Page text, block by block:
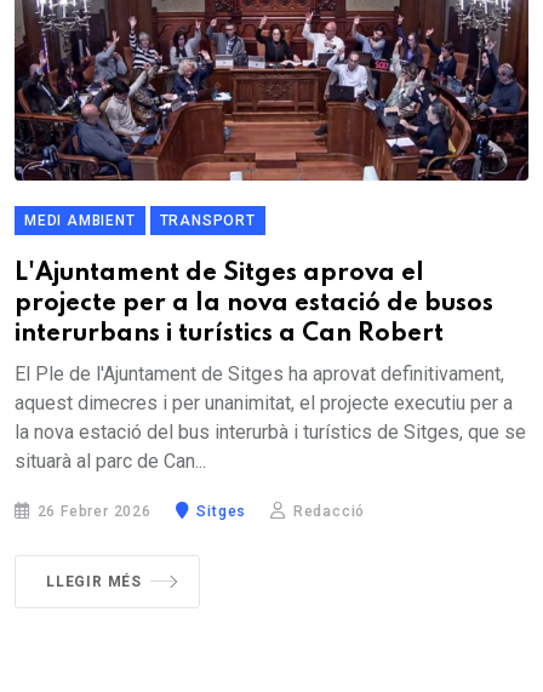
MEDI AMBIENT TRANSPORT
L'Ajuntament de Sitges aprova el
projecte per a la nova estació de busos
interurbans i turístics a Can Robert
El Ple de l'Ajuntament de Sitges ha aprovat definitivament,
aquest dimecres i per unanimitat, el projecte executiu per a
la nova estació del bus interurbà i turístics de Sitges, que se
situarà al parc de Can...
26 Febrer 2026 Sitges Redacció
LLEGIR MÉS